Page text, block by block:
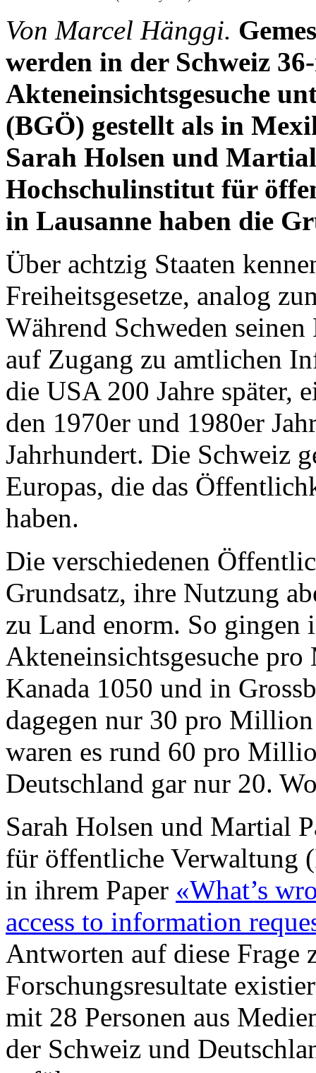
Von Marcel Hänggi.
werden in der Schweiz
Akteneinsichtsgesuche
(BGÖ) gestellt als in
Sarah Holsen und
Hochschulinstitut für
in Lausanne haben die
Über achtzig Staaten
Freiheitsgesetze, analog
Während Schweden
auf Zugang zu amtlichen
die USA 200 Jahre später,
den 1970er und 1980er
Jahrhundert. Die Schweiz
Europas, die das
haben.
Die verschiedenen
Grundsatz, ihre Nutzung
zu Land enorm. So
Akteneinsichtsgesuche
Kanada 1050 und in
dagegen nur 30 pro
waren es rund 60 pro
Deutschland gar nur 20.
Sarah Holsen und Martial
für öffentliche Verwaltung
in ihrem Paper «What’s
access to information
Antworten auf diese Frage
Forschungsresultate
mit 28 Personen aus
der Schweiz und